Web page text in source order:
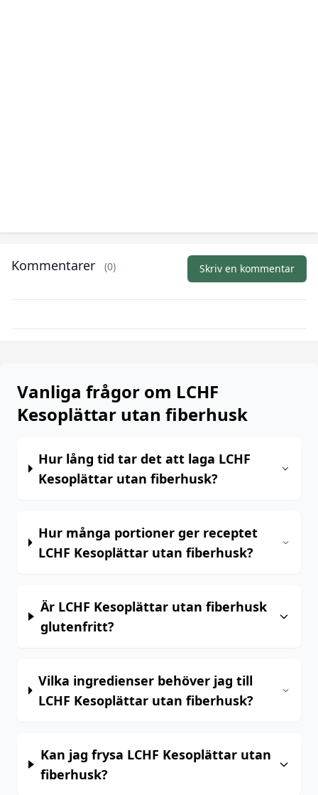
Kommentarer (0) Skriv en kommentar
Vanliga frågor om LCHF
Kesoplättar utan fiberhusk
Hur lång tid tar det att laga LCHF
Kesoplättar utan fiberhusk?
Hur många portioner ger receptet
LCHF Kesoplättar utan fiberhusk?
Är LCHF Kesoplättar utan fiberhusk
glutenfritt?
Vilka ingredienser behöver jag till
LCHF Kesoplättar utan fiberhusk?
Kan jag frysa LCHF Kesoplättar utan
fiberhusk?